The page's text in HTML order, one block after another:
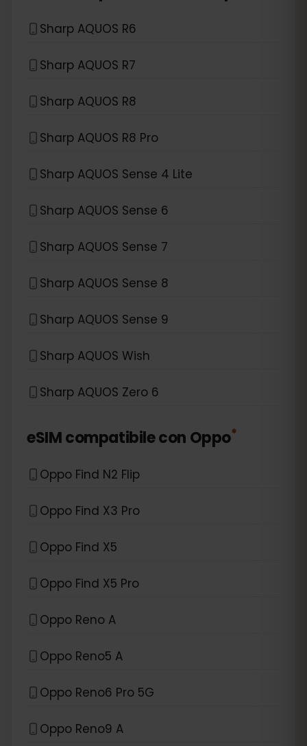
Sharp AQUOS R6
Sharp AQUOS R7
Sharp AQUOS R8
Sharp AQUOS R8 Pro
Sharp AQUOS Sense 4 Lite
Sharp AQUOS Sense 6
Sharp AQUOS Sense 7
Sharp AQUOS Sense 8
Sharp AQUOS Sense 9
Sharp AQUOS Wish
Sharp AQUOS Zero 6
eSIM compatibile con Oppo*
Oppo Find N2 Flip
Oppo Find X3 Pro
Oppo Find X5
Oppo Find X5 Pro
Oppo Reno A
Oppo Reno5 A
Oppo Reno6 Pro 5G
Oppo Reno9 A